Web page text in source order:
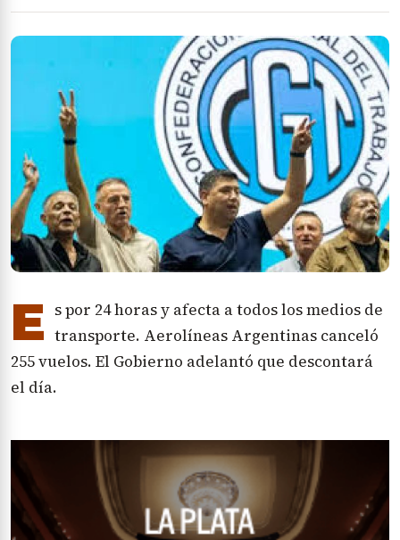
E s por 24 horas y afecta a todos los medios de
transporte. Aerolíneas Argentinas canceló
255 vuelos. El Gobierno adelantó que descontará
el día.